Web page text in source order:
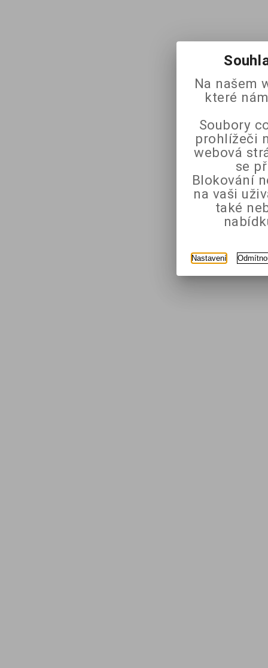
Na našem
které
Soubory
prohlížeči
webová
se
Blokování
na vaši
také
Nastavení